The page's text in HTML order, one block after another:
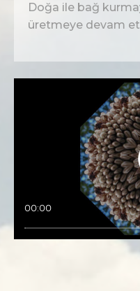
Doğa ile bağ
üretmeye devam
00:00